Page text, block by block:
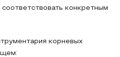
конкретным
корневых